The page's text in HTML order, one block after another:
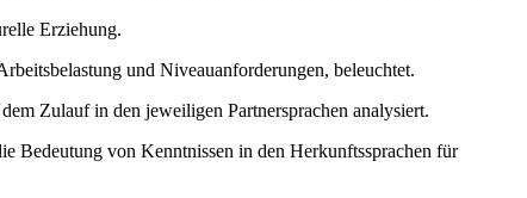
Erziehung.
und Niveauanforderungen, beleuchtet.
Zulauf in den jeweiligen Partnersprachen analysiert.
Bedeutung von Kenntnissen in den Herkunftssprachen für